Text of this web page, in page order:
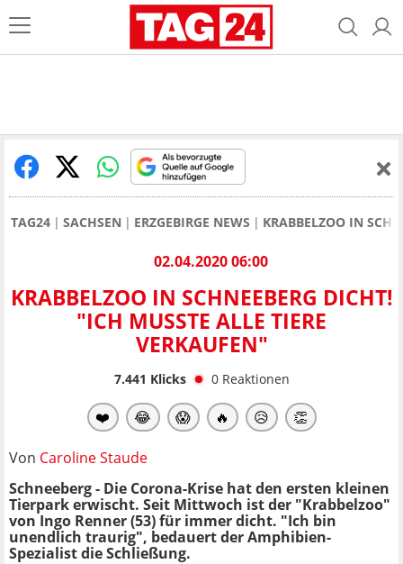
TAG24 SACHSEN ERZGEBIRGE NEWS KRABBELZOO IN
02.04.2020 06:00
KRABBELZOO IN SCHNEEBERG DICHT!
"ICH MUSSTE ALLE TIERE
VERKAUFEN"
7.441 Klicks 0 Reaktionen
❤️ 😂 😱 🔥 😥 👏
Von Caroline Staude
Schneeberg - Die Corona-Krise hat den ersten kleinen
Tierpark erwischt. Seit Mittwoch ist der "Krabbelzoo"
von Ingo Renner (53) für immer dicht. "Ich bin
unendlich traurig", bedauert der Amphibien-
Spezialist die Schließung.